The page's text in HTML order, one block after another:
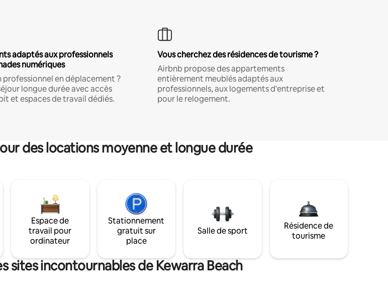
adaptés aux professionnels
numériques
professionnel en déplacement ?
longue durée avec accès
et espaces de travail dédiés.
Vous cherchez des résidences de tourisme ?
Airbnb propose des appartements
entièrement meublés adaptés aux
professionnels, aux logements d'entreprise et
pour le relogement.
des locations moyenne et longue durée
Espace de
travail pour
ordinateur
Stationnement
gratuit sur
place
Salle de sport
Résidence de
tourisme
sites incontournables de Kewarra Beach